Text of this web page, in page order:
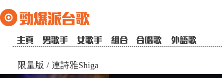
限量版 / 連詩雅Shiga